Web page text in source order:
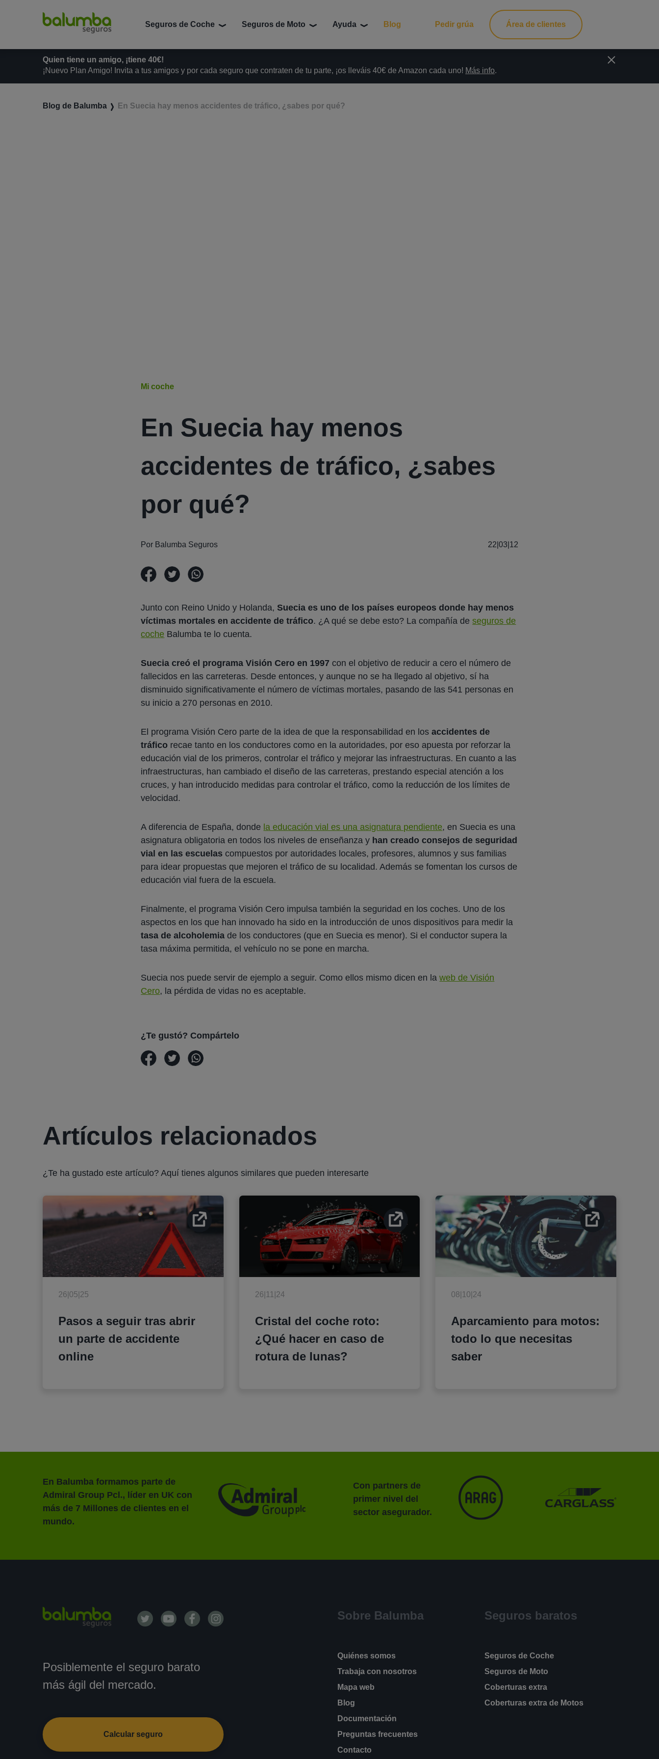
Quien tiene un amigo, ¡tiene 40€!
¡Nuevo Plan Amigo! Invita a tus amigos y por cada seguro que contraten de tu parte, ¡os lleváis 40€ de Amazon cada uno! Más info.
Seguros de Coche Seguros de Moto Ayuda Blog Pedir grúa Área de clientes
Blog de Balumba En Suecia hay menos accidentes de tráfico, ¿sabes por qué?
Mi coche
En Suecia hay menos
accidentes de tráfico, ¿sabes
por qué?
Por Balumba Seguros 22|03|12
Junto con Reino Unido y Holanda,Suecia es uno de los países europeos donde hay menos
víctimas mortales en accidente de tráfico. ¿A qué se debe esto? La compañía deseguros de
coche Balumba te lo cuenta.
Suecia creó el programa Visión Cero en 1997 con el objetivo de reducir a cero el número de
fallecidos en las carreteras. Desde entonces, y aunque no se ha llegado al objetivo, sí ha
disminuido significativamente el número de víctimas mortales, pasando de las 541 personas en
su inicio a 270 personas en 2010.
El programa Visión Cero parte de la idea de que la responsabilidad en losaccidentes de
tráfico recae tanto en los conductores como en la autoridades, por eso apuesta por reforzar la
educación vial de los primeros, controlar el tráfico y mejorar las infraestructuras. En cuanto a las
infraestructuras, han cambiado el diseño de las carreteras, prestando especial atención a los
cruces, y han introducido medidas para controlar el tráfico, como la reducción de los límites de
velocidad.
A diferencia de España, donde la educación vial es una asignatura pendiente, en Suecia es una
asignatura obligatoria en todos los niveles de enseñanza y han creado consejos de seguridad
vial en las escuelas compuestos por autoridades locales, profesores, alumnos y sus familias
para idear propuestas que mejoren el tráfico de su localidad. Además se fomentan los cursos de
educación vial fuera de la escuela.
Finalmente, el programa Visión Cero impulsa también la seguridad en los coches. Uno de los
aspectos en los que han innovado ha sido en la introducción de unos dispositivos para medir la
tasa de alcoholemia de los conductores (que en Suecia es menor). Si el conductor supera la
tasa máxima permitida, el vehículo no se pone en marcha.
Suecia nos puede servir de ejemplo a seguir. Como ellos mismo dicen en laweb de Visión
Cero, la pérdida de vidas no es aceptable.
¿Te gustó? Compártelo
Artículos relacionados
¿Te ha gustado este artículo? Aquí tienes algunos similares que pueden interesarte
26|05|25
Pasos a seguir tras abrir
un parte de accidente
online
26|11|24
Cristal del coche roto:
¿Qué hacer en caso de
rotura de lunas?
08|10|24
Aparcamiento para motos:
todo lo que necesitas
saber
En Balumba formamos parte de
Admiral Group Pcl., líder en UK con
más de 7 Millones de clientes en el
mundo.
Con partners de
primer nivel del
sector asegurador.
Posiblemente el seguro barato
más ágil del mercado.
Calcular seguro
Sobre Balumba
Quiénes somos
Trabaja con nosotros
Mapa web
Blog
Documentación
Preguntas frecuentes
Contacto
Seguros baratos
Seguros de Coche
Seguros de Moto
Coberturas extra
Coberturas extra de Motos